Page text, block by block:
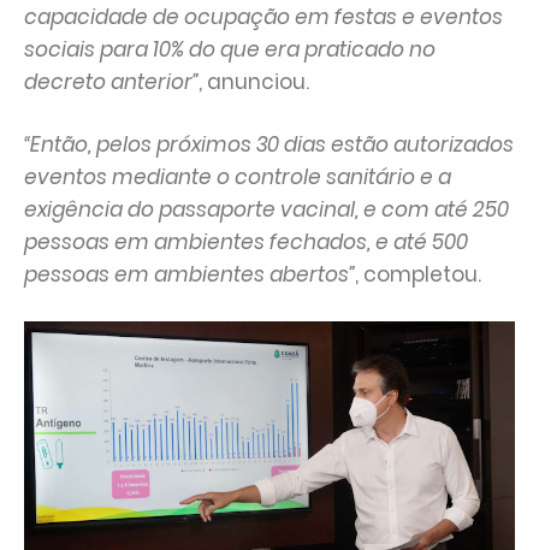
capacidade de ocupação em festas e eventos
sociais para 10% do que era praticado no
decreto anterior”, anunciou.
“Então, pelos próximos 30 dias estão autorizados
eventos mediante o controle sanitário e a
exigência do passaporte vacinal, e com até 250
pessoas em ambientes fechados, e até 500
pessoas em ambientes abertos”, completou.